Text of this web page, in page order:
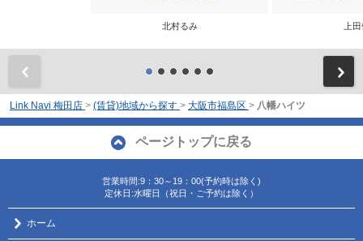
北村るみ 上
Link Navi 梅田店 > (賃貸)地域から探す > 大阪市福島区 > 八幡ハイツ
ページトップに戻る
営業時間:9：30～19：00(予約時は除く)
定休日:水曜日（祝日・ご予約は除く）
ホーム